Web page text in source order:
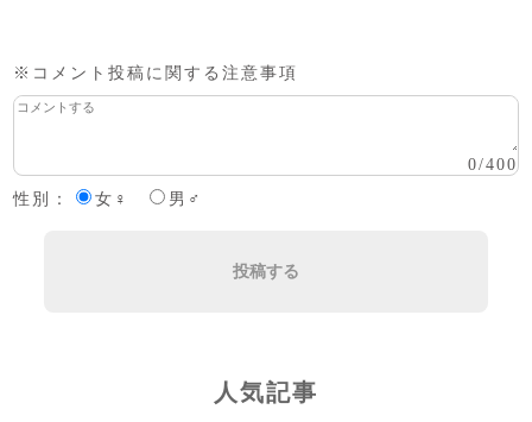
※コメント投稿に関する注意事項
0/400
性別：
女♀ 男♂
投稿する
人気記事